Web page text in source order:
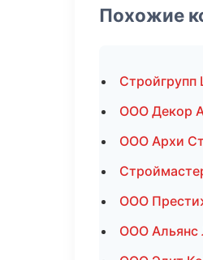
Похожие
ООО Декор
ООО Архи
ООО
ООО Альянс